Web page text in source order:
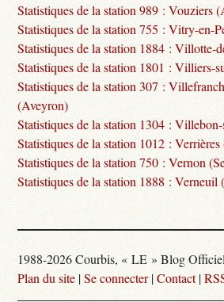
Statistiques de la station 989 : Vouziers
Statistiques de la station 755 : Vitry-en-
Statistiques de la station 1884 : Villotte-
Statistiques de la station 1801 : Villiers-
Statistiques de la station 307 :
(Aveyron)
Statistiques de la station 1304 :
Statistiques de la station 1012 :
Statistiques de la station 750 : Vernon
Statistiques de la station 1888 : Verneuil
1988-2026 Courbis, « LE » Blog Officiel
Plan du site |Se connecter|Contact|